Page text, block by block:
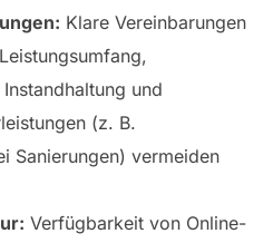
Klare Vereinbarungen
und
(z. B.
Sanierungen) vermeiden
Verfügbarkeit von Online-